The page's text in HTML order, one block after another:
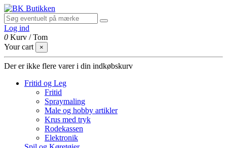
Log ind
0 Kurv /Tom
Your cart
×
Der er ikke flere varer i din indkøbskurv
Fritid og Leg
Fritid
Spraymaling
Male og hobby artikler
Krus med tryk
Rodekassen
Elektronik